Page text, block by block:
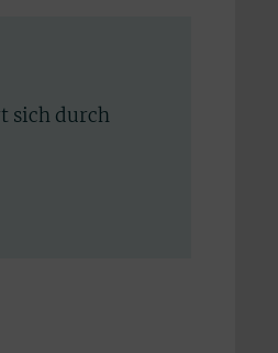
sich durch